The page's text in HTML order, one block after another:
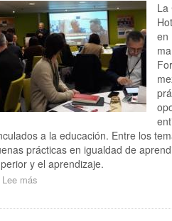
La
en
a la educación. Entre los
prácticas en igualdad de
y el aprendizaje.
Lee mássobre
participa